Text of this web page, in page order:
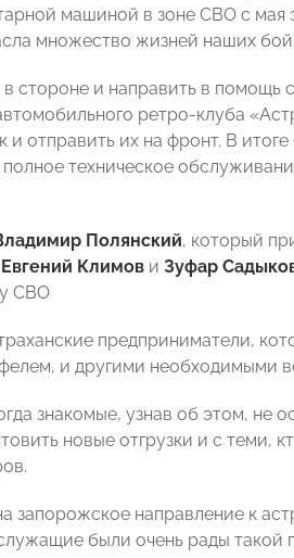
машиной в зоне СВО с мая
множество жизней наших
и направить в помощь
ретро-клуба
отправить их на фронт. В
техническое
Полянский, который
Евгений Климов и Зуфар
СВО
предприниматели,
и другими необходимыми
знакомые, узнав об этом, не
новые отгрузки и с теми,
запорожское направление к
были очень рады такой